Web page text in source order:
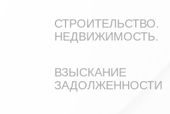
СТРОИТЕЛЬСТВО.
НЕДВИЖИМОСТЬ.
ВЗЫСКАНИЕ
ЗАДОЛЖЕННОСТИ